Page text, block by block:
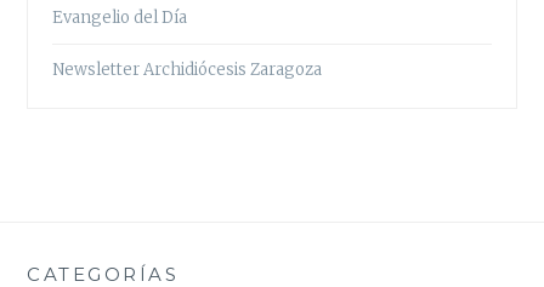
Evangelio del Día
Newsletter Archidiócesis Zaragoza
CATEGORÍAS